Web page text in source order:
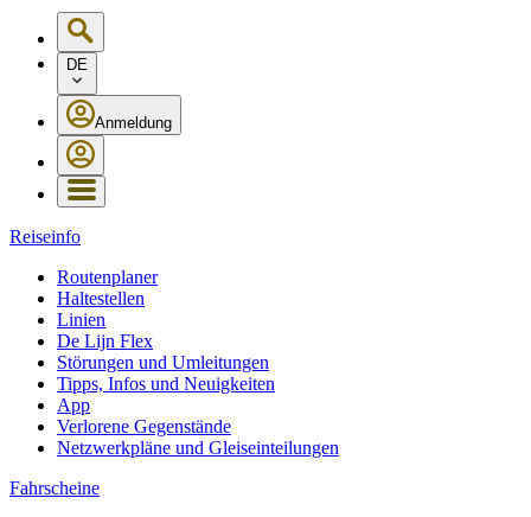
DE
Anmeldung
Reiseinfo
Routenplaner
Haltestellen
Linien
De Lijn Flex
Störungen und Umleitungen
Tipps, Infos und Neuigkeiten
App
Verlorene Gegenstände
Netzwerkpläne und Gleiseinteilungen
Fahrscheine